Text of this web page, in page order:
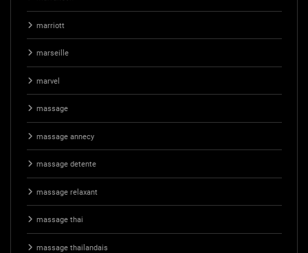
marriott
marseille
marvel
massage
massage annecy
massage detente
massage relaxant
massage thai
massage thailandais